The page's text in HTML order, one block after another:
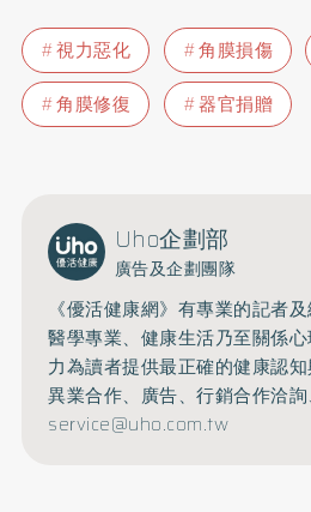
視力惡化 角膜損傷
角膜修復
器官捐贈
Uho企劃部
廣告及企劃團隊
《優活健康網》有專業的記者
醫學專業、健康生活乃至關係
力為讀者提供最正確的健康認知
異業合作、廣告、行銷合作洽詢
service@uho.com.tw